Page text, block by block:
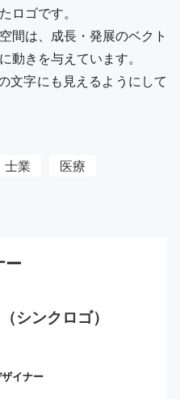
ロゴです。
間は、成長・発展のベクト
動きを与えています。
文字にも見えるようにして
士業
医療
ー
シンクロゴ）
イナー